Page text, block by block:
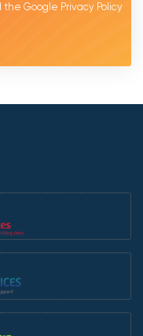
the Google Privacy Policy